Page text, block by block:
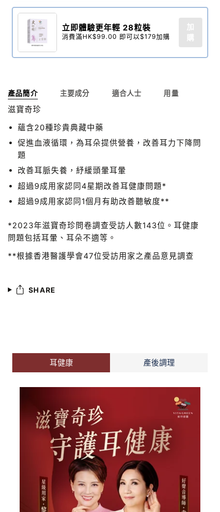
立即體驗更年輕 28粒裝​
消費滿HK$99.00 即可以$179加購
加
購
產品簡介 主要成分 適合人士 用量
滋寶奇珍
蘊含20種珍貴典藏中藥
促進血液循環，為耳朵提供營養，改善耳力下降問
題
改善耳脈失養，紓緩頭暈耳暈
超過9成用家認同4星期改善耳健康問題*
超過9成用家認同1個月有助改善聽敏度**
*2023年滋寶奇珍問卷調查受訪人數143位。耳健康
問題包括耳暈、耳朵不適等。
**根據香港醫護學會47位受訪用家之產品意見調查
SHARE
耳健康 產後調理